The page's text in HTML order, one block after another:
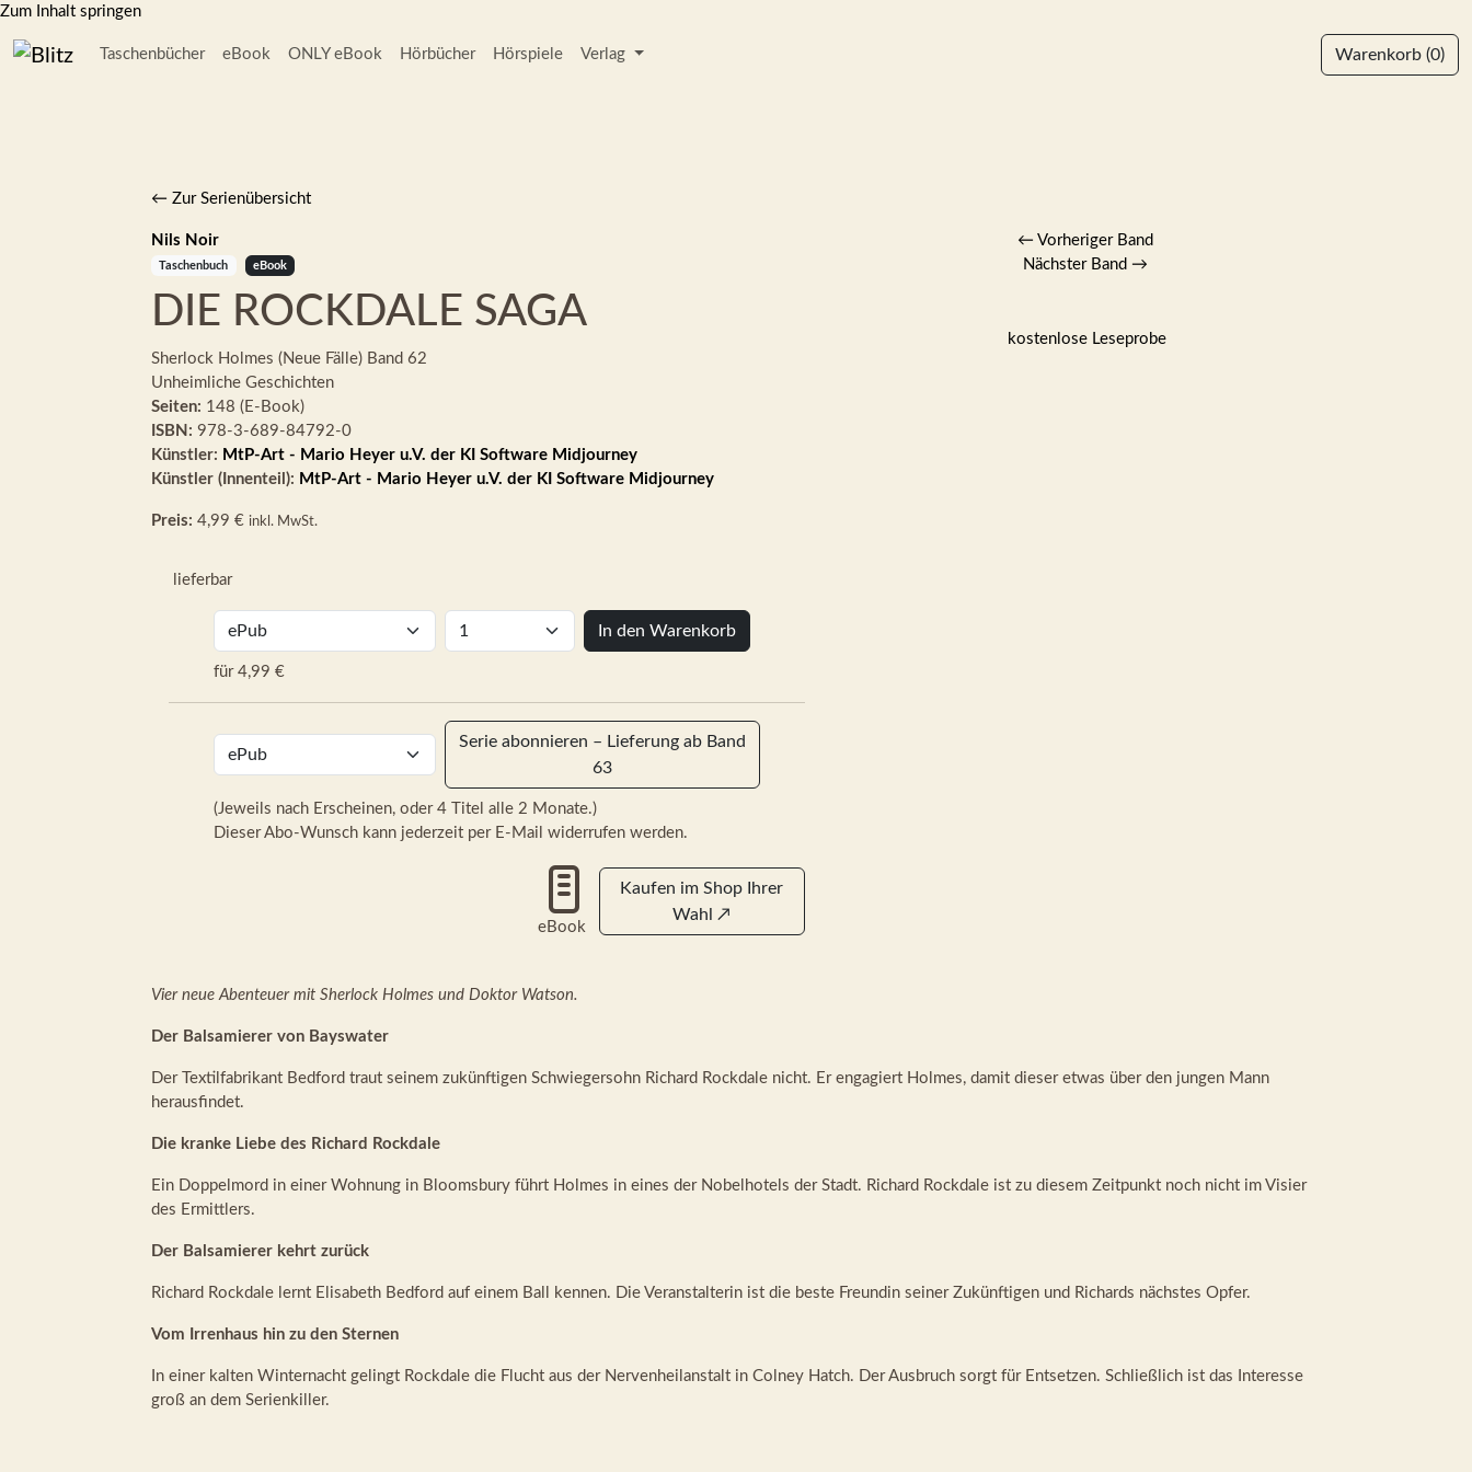
Zum Inhalt springen
Taschenbücher eBook ONLY eBook Hörbücher Hörspiele Verlag Warenkorb (0)
← Zur Serienübersicht
← Vorheriger Band
Nächster Band →
kostenlose Leseprobe
Nils Noir
Taschenbuch eBook
DIE ROCKDALE SAGA
Sherlock Holmes (Neue Fälle) Band 62
Unheimliche Geschichten
Seiten: 148 (E-Book)
ISBN: 978-3-689-84792-0
Künstler: MtP-Art - Mario Heyer u.V. der KI Software Midjourney
Künstler (Innenteil): MtP-Art - Mario Heyer u.V. der KI Software Midjourney
Preis: 4,99 € inkl. MwSt.
lieferbar
In den Warenkorb
für 4,99 €
Serie abonnieren – Lieferung ab Band
63
(Jeweils nach Erscheinen, oder 4 Titel alle 2 Monate.)
Dieser Abo-Wunsch kann jederzeit per E-Mail widerrufen werden.
eBook
Kaufen im Shop Ihrer
Wahl ↗
Vier neue Abenteuer mit Sherlock Holmes und Doktor Watson.
Der Balsamierer von Bayswater
Der Textilfabrikant Bedford traut seinem zukünftigen Schwiegersohn Richard Rockdale nicht. Er engagiert Holmes, damit dieser etwas über den jungen Mann
herausfindet.
Die kranke Liebe des Richard Rockdale
Ein Doppelmord in einer Wohnung in Bloomsbury führt Holmes in eines der Nobelhotels der Stadt. Richard Rockdale ist zu diesem Zeitpunkt noch nicht im Visier
des Ermittlers.
Der Balsamierer kehrt zurück
Richard Rockdale lernt Elisabeth Bedford auf einem Ball kennen. Die Veranstalterin ist die beste Freundin seiner Zukünftigen und Richards nächstes Opfer.
Vom Irrenhaus hin zu den Sternen
In einer kalten Winternacht gelingt Rockdale die Flucht aus der Nervenheilanstalt in Colney Hatch. Der Ausbruch sorgt für Entsetzen. Schließlich ist das Interesse
groß an dem Serienkiller.